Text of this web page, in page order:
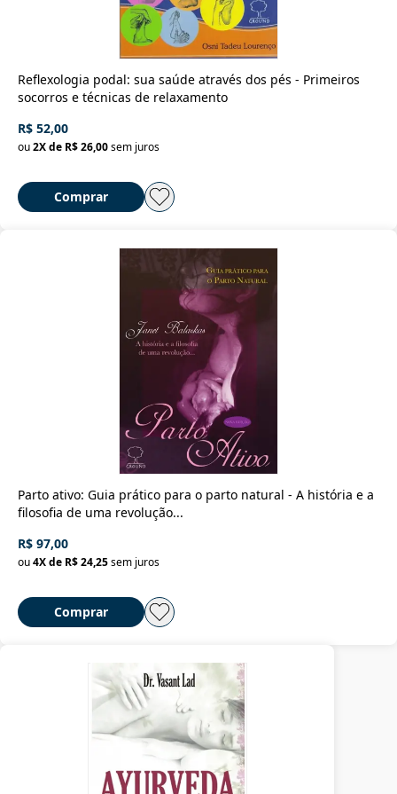
Reflexologia podal: sua saúde através dos pés - Primeiros
socorros e técnicas de relaxamento
R$ 52,00
ou2X de R$ 26,00sem juros
Comprar
Parto ativo: Guia prático para o parto natural - A história e a
filosofia de uma revolução...
R$ 97,00
ou4X de R$ 24,25sem juros
Comprar